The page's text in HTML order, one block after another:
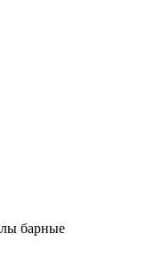
барные